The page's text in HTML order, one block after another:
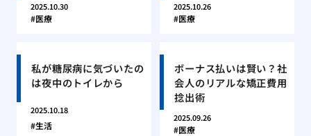
2025.10.30
医療
2025.10.26
医療
私が糖尿病に気づいたの
は夜中のトイレから
2025.10.18
生活
ボーナス払いは賢い？社
会人のリアルな矯正費用
捻出術
2025.09.26
医療